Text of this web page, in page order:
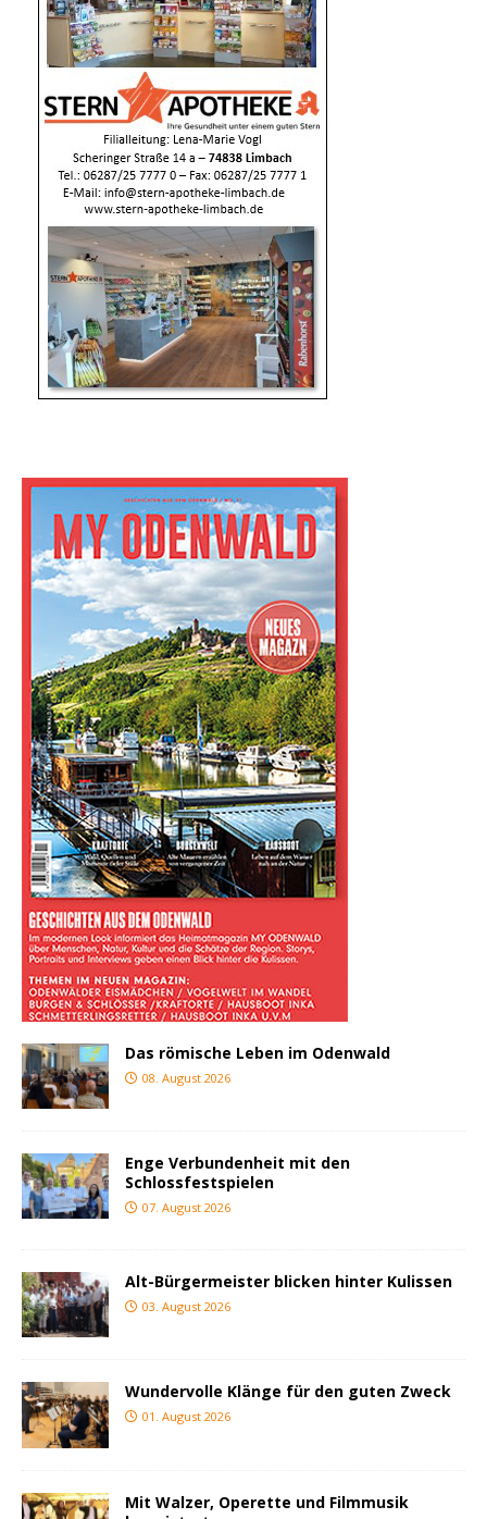
Das römische Leben im Odenwald
08. August 2026
Enge Verbundenheit mit den
Schlossfestspielen
07. August 2026
Alt-Bürgermeister blicken hinter Kulissen
03. August 2026
Wundervolle Klänge für den guten Zweck
01. August 2026
Mit Walzer, Operette und Filmmusik